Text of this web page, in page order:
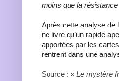
moins que la
Après cette analyse de
ne livre qu’un rapide
apportées par les
rentrent dans une
Source : « Le mystère